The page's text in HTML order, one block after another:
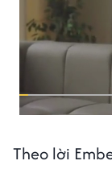
Theo lời